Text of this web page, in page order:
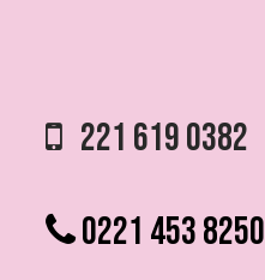
221 619 0382
0221 453 8250